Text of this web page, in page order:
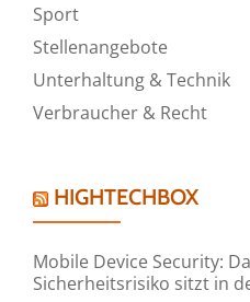
Sport
Stellenangebote
Unterhaltung & Technik
Verbraucher & Recht
HIGHTECHBOX
Mobile Device Security:
Sicherheitsrisiko sitzt in